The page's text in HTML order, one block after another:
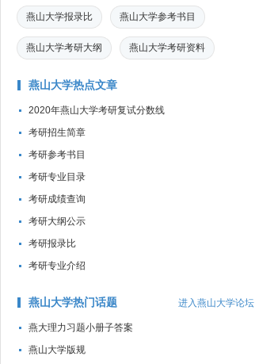
燕山大学报录比 燕山大学参考书目
燕山大学考研大纲 燕山大学考研资料
燕山大学热点文章
2020年燕山大学考研复试分数线
考研招生简章
考研参考书目
考研专业目录
考研成绩查询
考研大纲公示
考研报录比
考研专业介绍
燕山大学热门话题 进入燕山大学论坛
燕大理力习题小册子答案
燕山大学版规